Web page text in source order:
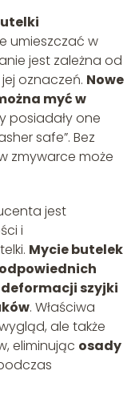
umieszczać w
jest zależna od
oznaczeń. Nowe
myć w
posiadały one
safe”. Bez
zmywarce może
jest
i
Mycie butelek
szyjki
. Właściwa
ale także
eliminując osady